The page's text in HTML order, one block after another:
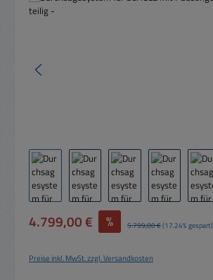
Verkaufspreis:
4.799,00 € % Regulärer Preis:
5.799,00 €(17.24% gespart)
Preise inkl. MwSt. zzgl. Versandkosten